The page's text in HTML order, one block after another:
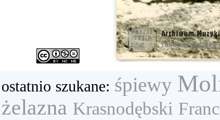
ostatnio szukane: śpiewy
żelazna Krasnodębski